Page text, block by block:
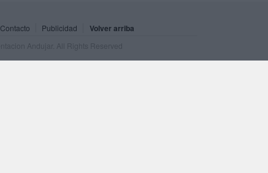
Contacto Publicidad Volver arriba